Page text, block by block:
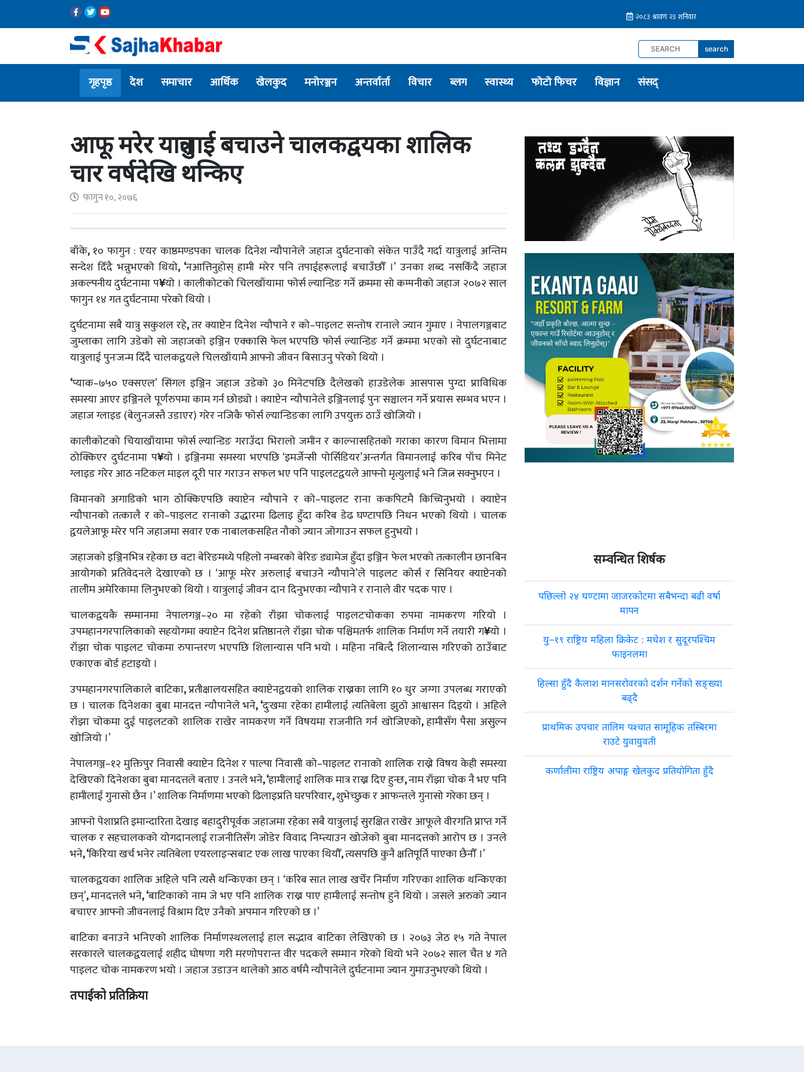
search
गृहपृष्ठ देश समाचार आर्थिक खेलकुद मनोरञ्जन अन्तर्वार्ता विचार ब्लग स्वास्थ्य फोटो फिचर विज्ञान संसद्
आफू मरेर यात्रुलाई बचाउने चालकद्वयका शालिक
चार वर्षदेखि थन्किए
फागुन १०, २०७६
बाँके, १० फागुन : एयर काष्ठमण्डपका चालक दिनेश न्यौपानेले जहाज दुर्घटनाको संकेत पाउँदै गर्दा यात्रुलाई अन्तिम
सन्देश दिँदै भन्नुभएको थियो, ‘नआत्तिनुहोस् हामी मरेर पनि तपाईहरूलाई बचाउँछौँ ।’ उनका शब्द नसकिँदै जहाज
अकल्पनीय दुर्घटनामा प¥यो । कालीकोटको चिलखाँयामा फोर्स ल्यान्डिङ गर्ने क्रममा सो कम्पनीको जहाज २०७२ साल
फागुन १४ गत दुर्घटनामा परेको थियो ।
दुर्घटनामा सबै यात्रु सकुशल रहे,तर क्याप्टेन दिनेश न्यौपाने र को–पाइलट सन्तोष रानाले ज्यान गुमाए । नेपालगञ्जबाट
जुम्लाका लागि उडेको सो जहाजको इञ्जिन एक्कासि फेल भएपछि फोर्स ल्यान्डिङ गर्ने क्रममा भएको सो दुर्घटनाबाट
यात्रुलाई पुनःजन्म दिँदै चालकद्वयले चिलखाँयामै आफ्नो जीवन बिसाउनु परेको थियो ।
‘प्याक–७५० एक्सएल’ सिंगल इञ्जिन जहाज उडेको ३० मिनेटपछि दैलेखको हाउडेलेक आसपास पुग्दा प्राविधिक
समस्या आएर इञ्जिनले पूर्णरुपमा काम गर्न छोड्यो । क्याप्टेन न्यौपानेले इञ्जिनलाई पुनः सञ्चालन गर्ने प्रयास सम्भव भएन ।
जहाज ग्लाइड (बेलुनजस्तै उडाएर) गरेर नजिकै फोर्स ल्यान्डिङका लागि उपयुक्त ठाउँ खोजियो ।
कालीकोटको चियाखाँयामा फोर्स ल्यान्डिङ गराउँदा भिरालो जमीन र काल्नासहितको गराका कारण विमान भित्तामा
ठोक्किएर दुर्घटनामा प¥यो । इञ्जिनमा समस्या भएपछि ‘इमर्जेन्सी पोर्सिडियर’अन्तर्गत विमानलाई करिब पाँच मिनेट
ग्लाइड गरेर आठ नटिकल माइल दूरी पार गराउन सफल भए पनि पाइलटद्वयले आफ्नो मृत्युलाई भने जित्न सक्नुभएन ।
विमानको अगाडिको भाग ठोक्किएपछि क्याप्टेन न्यौपाने र को–पाइलट राना ककपिटमै किच्चिनुभयो । क्याप्टेन
न्यौपानको तत्कालै र को–पाइलट रानाको उद्धारमा ढिलाइ हुँदा करिब डेढ घण्टापछि निधन भएको थियो । चालक
द्वयलेआफू मरेर पनि जहाजमा सवार एक नाबालकसहित नौको ज्यान जोगाउन सफल हुनुभयो ।
जहाजको इञ्जिनभित्र रहेका छ वटा बेरिङमध्ये पहिलो नम्बरको बेरिङ ड्यामेज हुँदा इञ्जिन फेल भएको तत्कालीन छानबिन
आयोगको प्रतिवेदनले देखाएको छ । ‘आफू मरेर अरुलाई बचाउने न्यौपाने’ले पाइलट कोर्स र सिनियर क्याप्टेनको
तालीम अमेरिकामा लिनुभएको थियो । यात्रुलाई जीवन दान दिनुभएका न्यौपाने र रानाले वीर पदक पाए ।
चालकद्वयकै सम्मानमा नेपालगञ्ज–२० मा रहेको राँझा चोकलाई पाइलटचोकका रुपमा नामकरण गरियो ।
उपमहानगरपालिकाको सहयोगमा क्याप्टेन दिनेश प्रतिष्ठानले राँझा चोक पश्चिमतर्फ शालिक निर्माण गर्ने तयारी ग¥यो ।
राँझा चोक पाइलट चोकमा रुपान्तरण भएपछि शिलान्यास पनि भयो । महिना नबित्दै शिलान्यास गरिएको ठाउँबाट
एकाएक बोर्ड हटाइयो ।
उपमहानगरपालिकाले बाटिका,प्रतीक्षालयसहित क्याप्टेनद्वयको शालिक राख्नका लागि १० धुर जग्गा उपलब्ध गराएको
छ । चालक दिनेशका बुबा मानदत्त न्यौपानेले भने, ‘दुःखमा रहेका हामीलाई त्यतिबेला झुठो आश्वासन दिइयो । अहिले
राँझा चोकमा दुई पाइलटको शालिक राखेर नामकरण गर्ने विषयमा राजनीति गर्न खोजिएको,हामीसँग पैसा असुल्न
खोजियो ।’
नेपालगञ्ज–१२ मुक्तिपुर निवासी क्याप्टेन दिनेश र पाल्पा निवासी को–पाइलट रानाको शालिक राख्ने विषय केही समस्या
देखिएको दिनेशका बुबा मानदत्तले बताए । उनले भने, ‘हामीलाई शालिक मात्र राख्न दिए हुन्छ,नाम राँझा चोक नै भए पनि
हामीलाई गुनासो छैन ।’ शालिक निर्माणमा भएको ढिलाइप्रति घरपरिवार,शुभेच्छुक र आफन्तले गुनासो गरेका छन् ।
आफ्नो पेशाप्रति इमान्दारिता देखाइ बहादुरीपूर्वक जहाजमा रहेका सबै यात्रुलाई सुरक्षित राखेर आफूले वीरगति प्राप्त गर्ने
चालक र सहचालकको योगदानलाई राजनीतिसँग जोडेर विवाद निम्त्याउन खोजेको बुबा मानदत्तको आरोप छ । उनले
भने, ‘किरिया खर्च भनेर त्यतिबेला एयरलाइन्सबाट एक लाख पाएका थियौँ,त्यसपछि कुनै क्षतिपूर्ति पाएका छैनौँ ।’
चालकद्वयका शालिक अहिले पनि त्यसै थन्किएका छन् । ‘करिब सात लाख खर्चेर निर्माण गरिएका शालिक थन्किएका
छन्’,मानदत्तले भने, ‘बाटिकाको नाम जे भए पनि शालिक राख्न पाए हामीलाई सन्तोष हुने थियो । जसले अरुको ज्यान
बचाएर आफ्नो जीवनलाई विश्राम दिए उनैको अपमान गरिएको छ ।’
बाटिका बनाउने भनिएको शालिक निर्माणस्थललाई हाल सद्भाव बाटिका लेखिएको छ । २०७३ जेठ १५ गते नेपाल
सरकारले चालकद्वयलाई शहीद घोषणा गरी मरणोपरान्त वीर पदकले सम्मान गरेको थियो भने २०७२ साल चैत ४ गते
पाइलट चोक नामकरण भयो । जहाज उडाउन थालेको आठ वर्षमै न्यौपानेले दुर्घटनामा ज्यान गुमाउनुभएको थियो ।
तपाईको प्रतिक्रिया
सम्वन्धित शिर्षक
पछिल्लो २४ घण्टामा जाजरकोटमा सबैभन्दा बढी वर्षा
मापन
यु–१९ राष्ट्रिय महिला क्रिकेट : मधेश र सुदूरपश्चिम
फाइनलमा
हिल्सा हुँदै कैलाश मानसरोवरको दर्शन गर्नेको सङ्ख्या
बढ्दै
प्राथमिक उपचार तालिम पश्चात सामूहिक तस्बिरमा
राउटे युवायुवती
कर्णालीमा राष्ट्रिय अपाङ्ग खेलकुद प्रतियोगिता हुँदै